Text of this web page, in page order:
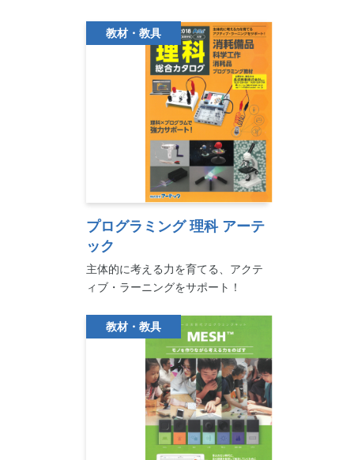
教材・教具
プログラミング 理科 アーテ
ック
主体的に考える力を育てる、アクテ
ィブ・ラーニングをサポート！
教材・教具